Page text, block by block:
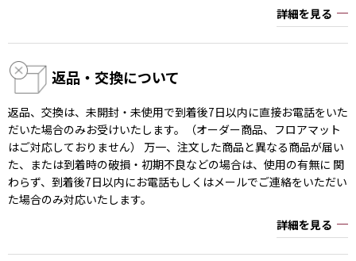
詳細を見る
返品・交換について
返品、交換は、未開封・未使用で到着後7日以内に直接お電話をいた
だいた場合のみお受けいたします。（オーダー商品、フロアマット
はご対応しておりません） 万一、注文した商品と異なる商品が届い
た、または到着時の破損・初期不良などの場合は、使用の有無に 関
わらず、到着後7日以内にお電話もしくはメールでご連絡をいただい
た場合のみ対応いたします。
詳細を見る